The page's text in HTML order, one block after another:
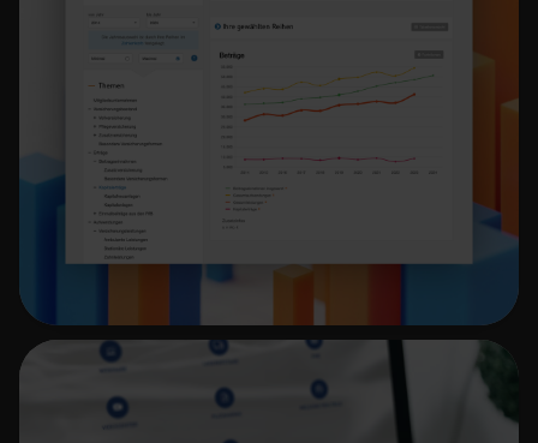
Statistikdaten-Portal des PKV e.V.
PKV Zahlenportal
Mehr erfahren